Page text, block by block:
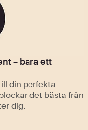
– bara ett
din perfekta
det bästa från
dig.